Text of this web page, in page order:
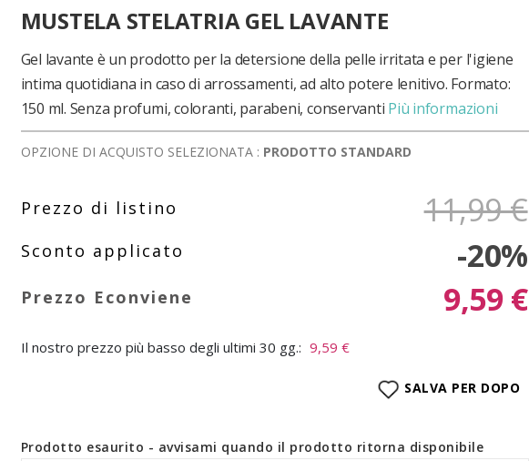
MUSTELA STELATRIA GEL LAVANTE
Gel lavante è un prodotto per la detersione della pelle irritata e per l'igiene
intima quotidiana in caso di arrossamenti, ad alto potere lenitivo. Formato:
150 ml. Senza profumi, coloranti, parabeni, conservanti Più informazioni
OPZIONE DI ACQUISTO SELEZIONATA : PRODOTTO STANDARD
11,99 €
-20%
9,59 €
Il nostro prezzo più basso degli ultimi 30 gg.: 9,59 €
SALVA PER DOPO
Prodotto esaurito - avvisami quando il prodotto ritorna disponibile